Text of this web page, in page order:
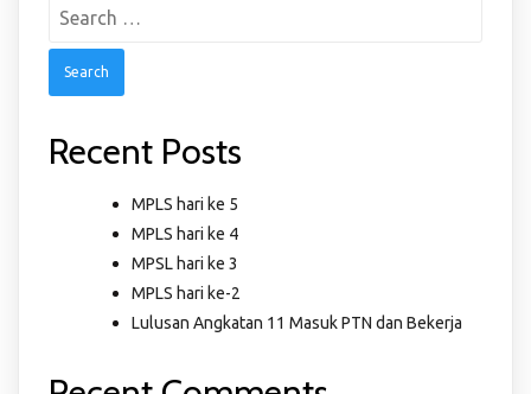
Recent Posts
MPLS hari ke 5
MPLS hari ke 4
MPSL hari ke 3
MPLS hari ke-2
Lulusan Angkatan 11 Masuk PTN dan Bekerja